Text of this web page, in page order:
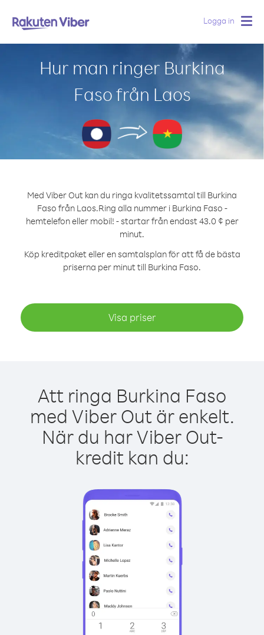
Logga in
Hur man ringer Burkina
Faso från Laos
Med Viber Out kan du ringa kvalitetssamtal till Burkina
Faso från Laos.Ring alla nummer i Burkina Faso -
hemtelefon eller mobil! - startar från endast 43.0 ¢ per
minut.
Köp kreditpaket eller en samtalsplan för att få de bästa
priserna per minut till Burkina Faso.
Visa priser
Att ringa Burkina Faso
med Viber Out är enkelt.
När du har Viber Out-
kredit kan du: